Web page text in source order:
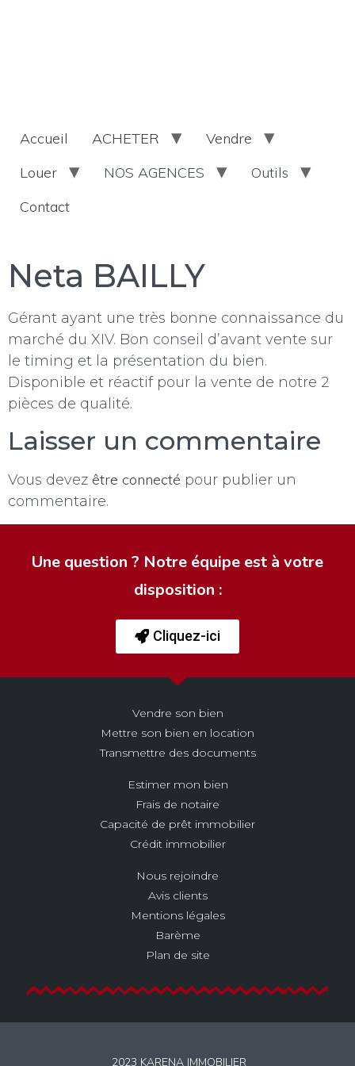
Accueil ACHETER
Vendre
Louer
NOS AGENCES
Outils
Contact
Neta BAILLY
Gérant ayant une très bonne connaissance du
marché du XIV. Bon conseil d’avant vente sur
le timing et la présentation du bien.
Disponible et réactif pour la vente de notre 2
pièces de qualité.
Laisser un commentaire
Vous devez être connecté pour publier un
commentaire.
Une question ? Notre équipe est à votre
disposition :
Cliquez-ici
Vendre son bien
Mettre son bien en location
Transmettre des documents
Estimer mon bien
Frais de notaire
Capacité de prêt immobilier
Crédit immobilier
Nous rejoindre
Avis clients
Mentions légales
Barème
Plan de site
2023 KARENA IMMOBILIER